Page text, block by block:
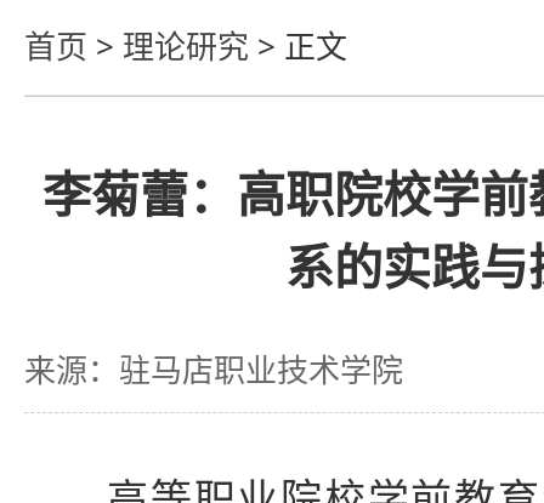
首页 > 理论研究 > 正文
李菊蕾：高职院校学
系的实践与
来源：驻马店职业技术学院